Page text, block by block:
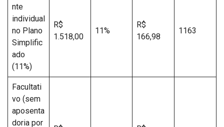
nte
individual
no Plano
Simplific
ado
(11%)
R$
1.518,00
11%
R$
166,98
1163
Facultati
vo (sem
aposenta
doria por